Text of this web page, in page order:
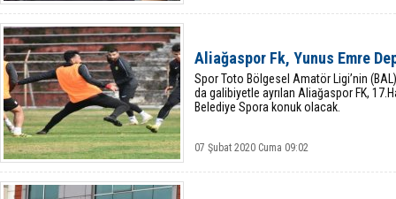
Aliağaspor Fk, Yunus Emre
Spor Toto Bölgesel Amatör Ligi’nin
da galibiyetle ayrılan Aliağaspor FK,
Belediye Spora konuk olacak.
07 Şubat 2020 Cuma 09:02